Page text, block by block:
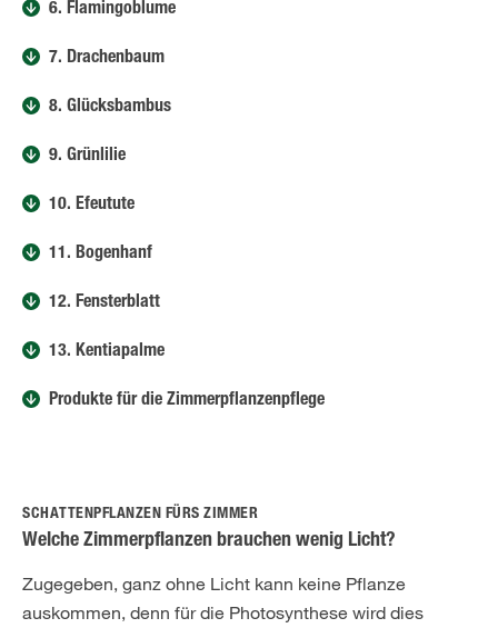
6. Flamingoblume
7. Drachenbaum
8. Glücksbambus
9. Grünlilie
10. Efeutute
11. Bogenhanf
12. Fensterblatt
13. Kentiapalme
Produkte für die Zimmerpflanzenpflege
SCHATTENPFLANZEN FÜRS ZIMMER
Welche Zimmerpflanzen brauchen wenig Licht?
Zugegeben, ganz ohne Licht kann keine Pflanze
auskommen, denn für die Photosynthese wird dies